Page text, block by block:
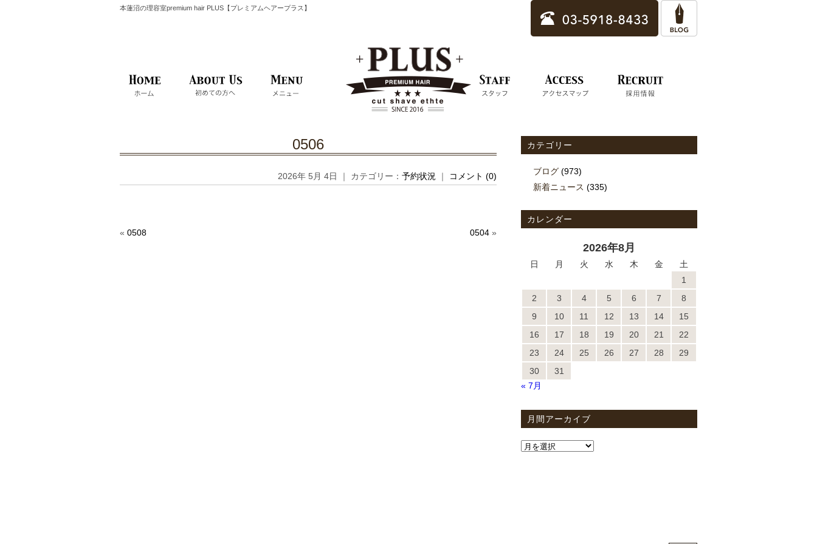
本蓮沼の理容室premium hair PLUS【プレミアムヘアープラス】
0506
2026年 5月 4日 ｜ カテゴリー： 予約状況 ｜ コメント (0)
« 0508 0504 »
カテゴリー
ブログ (973)
新着ニュース (335)
カレンダー
2026年8月
日 月 火 水 木 金
土
1
2
3 4 5 6 7
8
9
10 11 12 13 14
15
16
17 18 19 20 21
22
23
24 25 26 27 28
29
30
31
« 7月
月間アーカイブ